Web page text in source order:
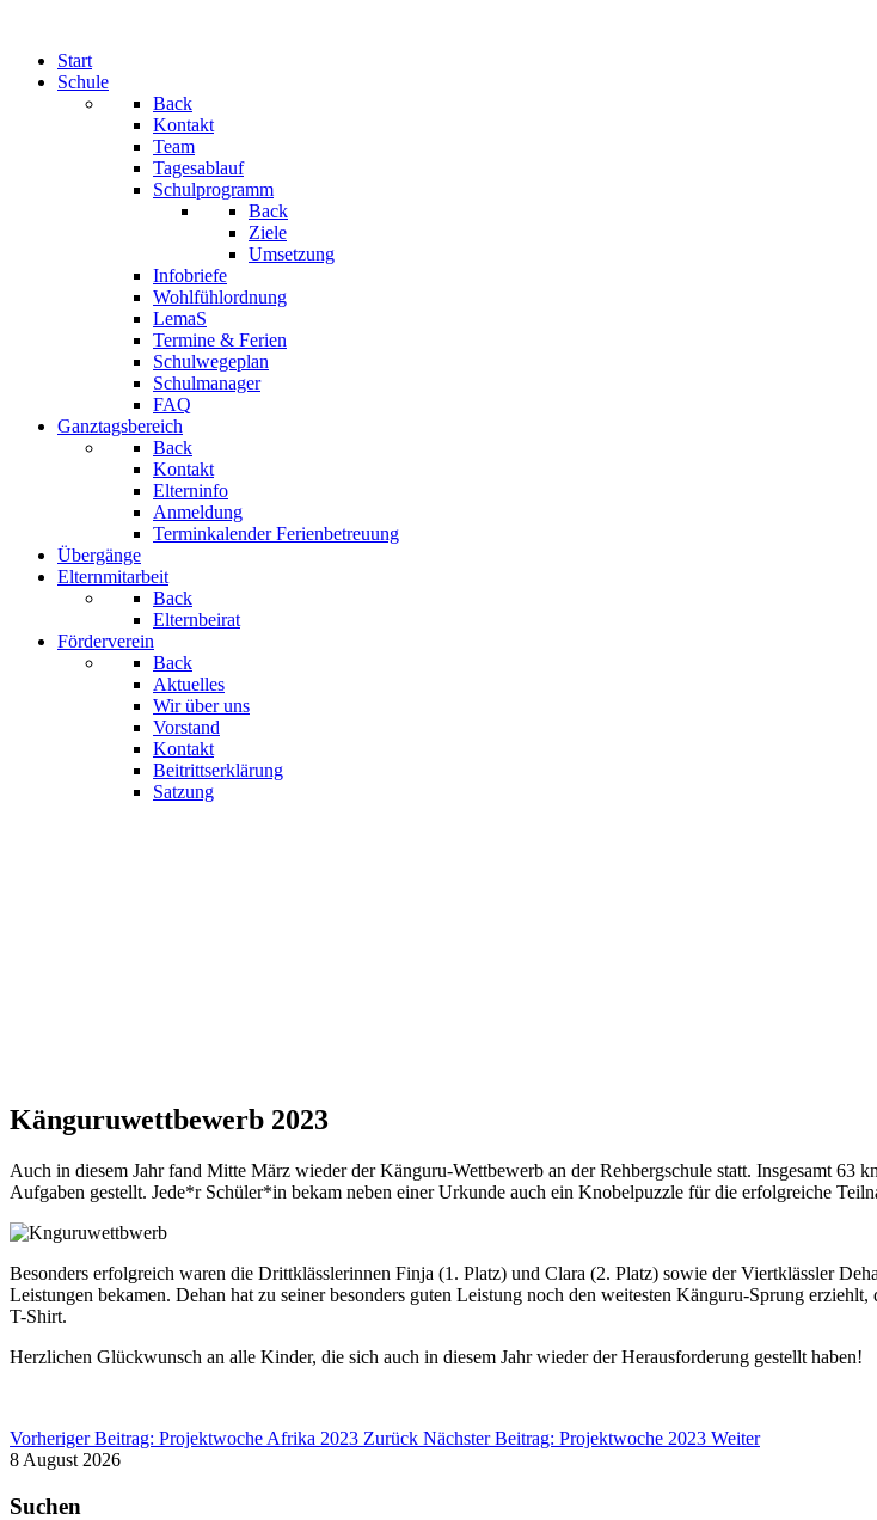
Start
Schule
Back
Kontakt
Team
Tagesablauf
Schulprogramm
Back
Ziele
Umsetzung
Infobriefe
Wohlfühlordnung
LemaS
Termine & Ferien
Schulwegeplan
Schulmanager
FAQ
Ganztagsbereich
Back
Kontakt
Elterninfo
Anmeldung
Terminkalender Ferienbetreuung
Übergänge
Elternmitarbeit
Back
Elternbeirat
Förderverein
Back
Aktuelles
Wir über uns
Vorstand
Kontakt
Beitrittserklärung
Satzung
Känguruwettbewerb 2023
Auch in diesem Jahr fand Mitte März wieder der Känguru-Wettbewerb an der Rehbergschule statt. Insgesamt
Aufgaben gestellt. Jede*r Schüler*in bekam neben einer Urkunde auch ein Knobelpuzzle für die erfolgreiche
Besonders erfolgreich waren die Drittklässlerinnen Finja (1. Platz) und Clara (2. Platz) sowie der Viertklässler
Leistungen bekamen. Dehan hat zu seiner besonders guten Leistung noch den weitesten Känguru-Sprung
T-Shirt.
Herzlichen Glückwunsch an alle Kinder, die sich auch in diesem Jahr wieder der Herausforderung gestellt haben!
Vorheriger Beitrag: Projektwoche Afrika 2023 Zurück Nächster Beitrag: Projektwoche 2023 Weiter
8 August 2026
Suchen